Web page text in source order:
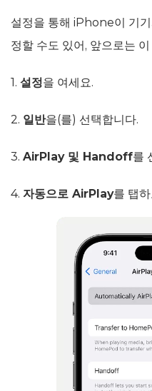
설정을 통해 iPhone이 기
정할 수도 있어, 앞으로는
1. 설정을 여세요.
2. 일반을(를) 선택합니다.
3. AirPlay 및 Handoff를
4. 자동으로 AirPlay를 탭